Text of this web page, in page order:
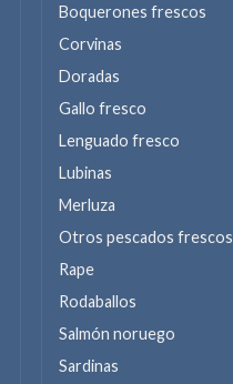
Boquerones frescos
Corvinas
Doradas
Gallo fresco
Lenguado fresco
Lubinas
Merluza
Otros pescados frescos
Rape
Rodaballos
Salmón noruego
Sardinas